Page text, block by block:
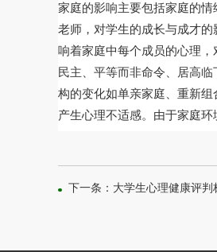
家庭的影响主要包括家庭的
老师，对学生的成长与成才
响着家庭中每个成员的心理
民主、平等而非命令、居高
构的变化如单亲家庭、重新
产生心理不适感。由于家庭环
下一条：大学生心理健康评判